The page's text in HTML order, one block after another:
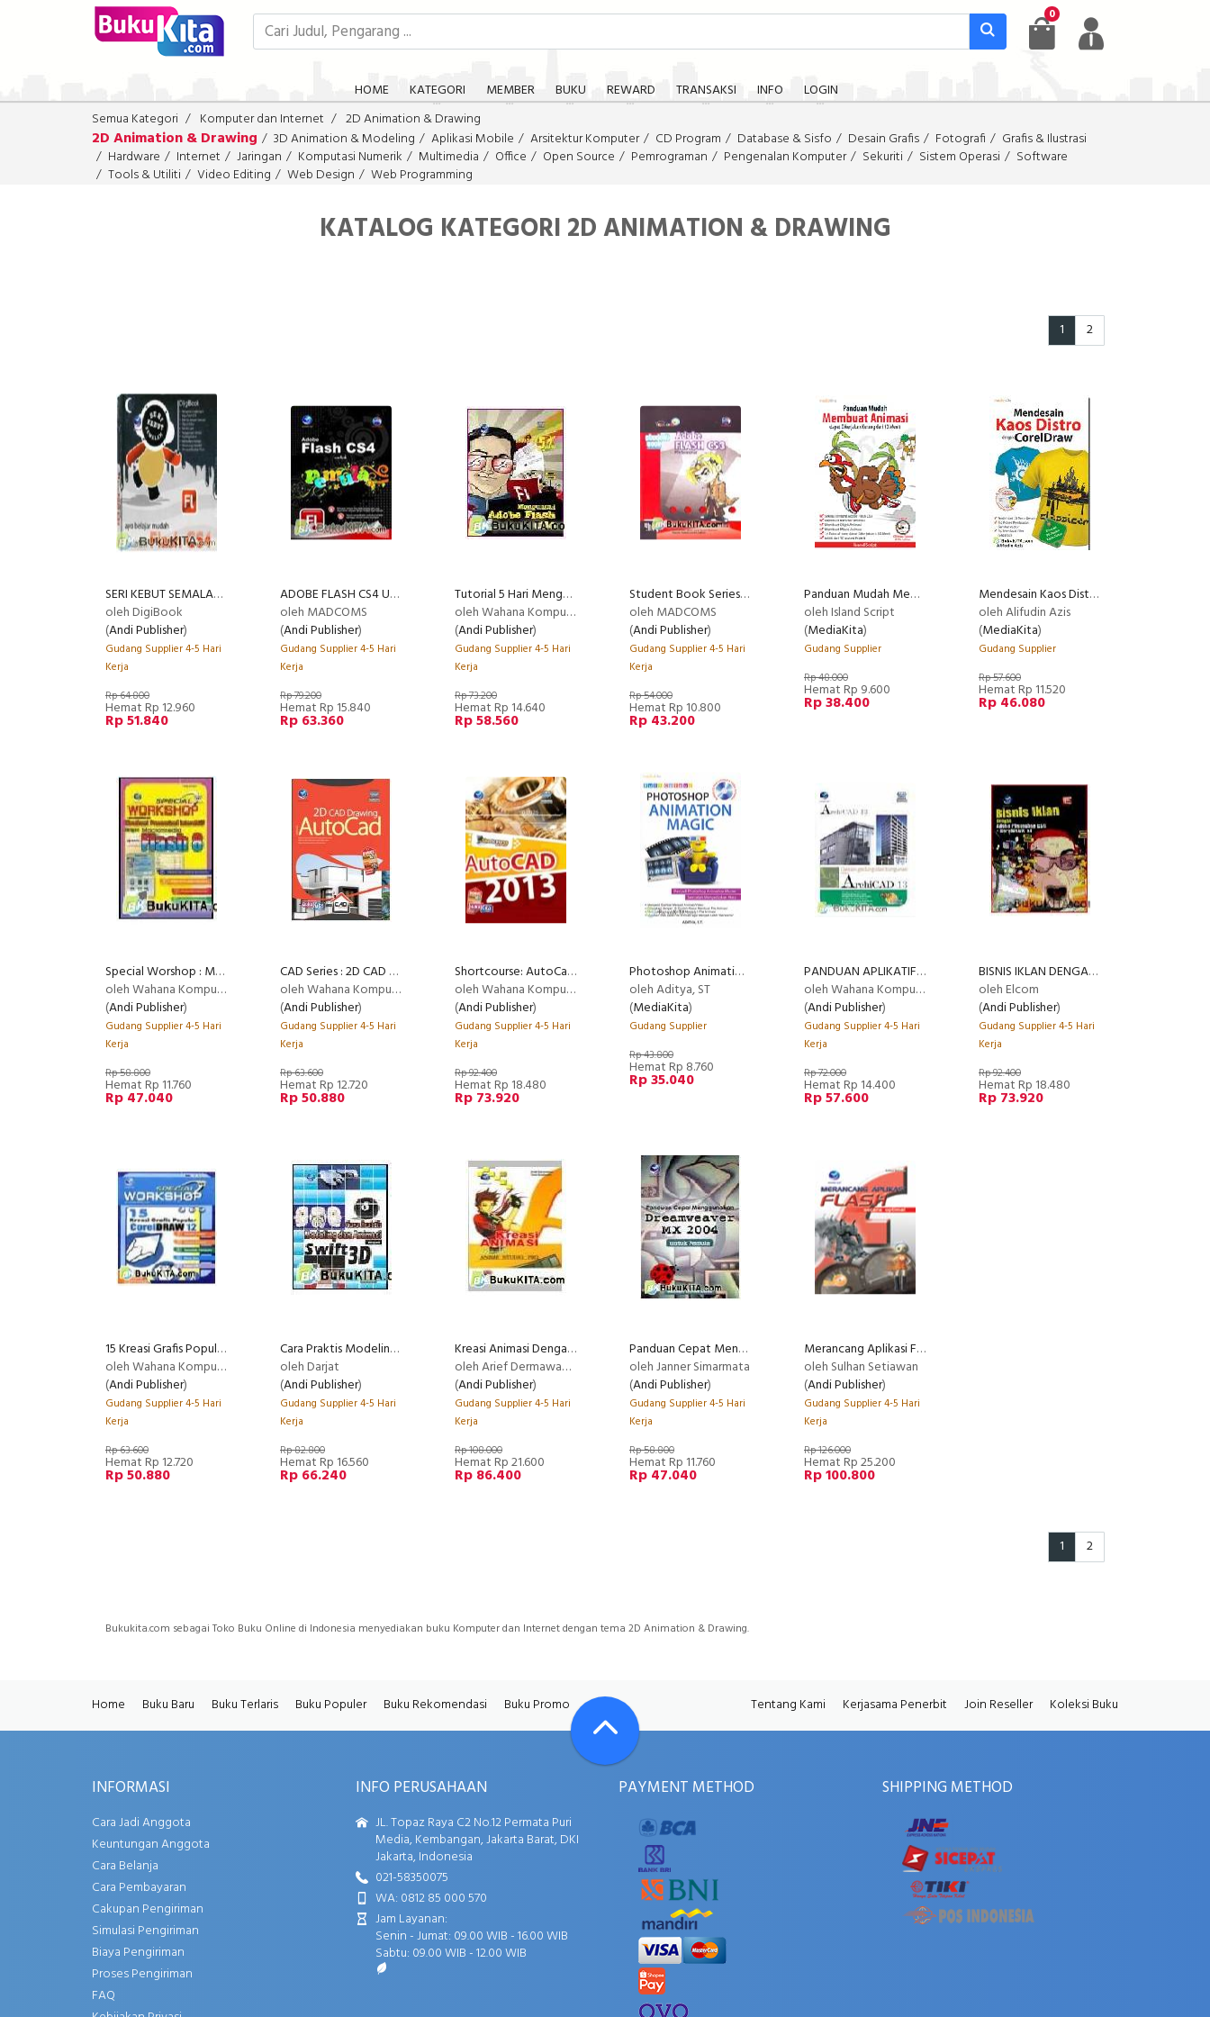
0
HOME KATEGORI MEMBER BUKU REWARD TRANSAKSI INFO
LOGIN
Semua Kategori
Komputer dan Internet 2D Animation & Drawing
2D Animation & Drawing 3D Animation & Modeling Aplikasi Mobile Arsitektur Komputer CD Program Database & Sisfo Desain Grafis Fotografi
Grafis & Ilustrasi
Hardware
Internet Jaringan Komputasi Numerik Multimedia Office Open Source Pemrograman Pengenalan Komputer Sekuriti Sistem Operasi
Software
Tools & Utiliti
Video Editing Web Design Web Programming
KATALOG KATEGORI 2D ANIMATION & DRAWING
1 2
SERI KEBUT SEMALAM - AYO BELAJAR MUDAH ANIMASI FLASH CS4
oleh DigiBook
(Andi Publisher)
Gudang Supplier 4-5 Hari
Kerja
Rp 64.800
Hemat Rp 12.960
Rp 51.840
ADOBE FLASH CS4 UNTUK PEMULA
oleh MADCOMS
(Andi Publisher)
Gudang Supplier 4-5 Hari
Kerja
Rp 79.200
Hemat Rp 15.840
Rp 63.360
Tutorial 5 Hari Menguasai Adobe Flash CS4
oleh Wahana Komputer
(Andi Publisher)
Gudang Supplier 4-5 Hari
Kerja
Rp 73.200
Hemat Rp 14.640
Rp 58.560
Student Book Series - Adobe Flash CS3 Profesional
oleh MADCOMS
(Andi Publisher)
Gudang Supplier 4-5 Hari
Kerja
Rp 54.000
Hemat Rp 10.800
Rp 43.200
Panduan Mudah Membuat Animasi
oleh Island Script
(MediaKita)
Gudang Supplier
Rp 48.000
Hemat Rp 9.600
Rp 38.400
Mendesain Kaos Distro dengan CorelDraw
oleh Alifudin Azis
(MediaKita)
Gudang Supplier
Rp 57.600
Hemat Rp 11.520
Rp 46.080
Special Worshop : Membuat Presentasi Interaktif dengan Macromedia Flash 8
oleh Wahana Komputer
(Andi Publisher)
Gudang Supplier 4-5 Hari
Kerja
Rp 58.800
Hemat Rp 11.760
Rp 47.040
CAD Series : 2D CAD Drawing dengan AutoCAD
oleh Wahana Komputer
(Andi Publisher)
Gudang Supplier 4-5 Hari
Kerja
Rp 63.600
Hemat Rp 12.720
Rp 50.880
Shortcourse: AutoCad 2013
oleh Wahana Komputer
(Andi Publisher)
Gudang Supplier 4-5 Hari
Kerja
Rp 92.400
Hemat Rp 18.480
Rp 73.920
Photoshop Animation Magic
oleh Aditya, ST
(MediaKita)
Gudang Supplier
Rp 43.800
Hemat Rp 8.760
Rp 35.040
PANDUAN APLIKATIF DAN SOLUSI - DESAIN GEDUNG DAN BANGUNAN DENGAN ARCHICAD 13
oleh Wahana Komputer
(Andi Publisher)
Gudang Supplier 4-5 Hari
Kerja
Rp 72.000
Hemat Rp 14.400
Rp 57.600
BISNIS IKLAN DENGAN ADOBE PHOTOSHOP CS4 DAN CORELDRAW X4
oleh Elcom
(Andi Publisher)
Gudang Supplier 4-5 Hari
Kerja
Rp 92.400
Hemat Rp 18.480
Rp 73.920
15 Kreasi Grafis Populer CorelDRAW 12
oleh Wahana Komputer
(Andi Publisher)
Gudang Supplier 4-5 Hari
Kerja
Rp 63.600
Hemat Rp 12.720
Rp 50.880
Cara Praktis Modeling dan Animasi dengan Swift 3D
oleh Darjat
(Andi Publisher)
Gudang Supplier 4-5 Hari
Kerja
Rp 82.800
Hemat Rp 16.560
Rp 66.240
Kreasi Animasi Dengan Anime Studio Pro
oleh Arief Dermawan Dan
(Andi Publisher)
Gudang Supplier 4-5 Hari
Kerja
Rp 108.000
Hemat Rp 21.600
Rp 86.400
Panduan Cepat Menggunakan Dreamweaver MX 2004 untuk Pemula
oleh Janner Simarmata
(Andi Publisher)
Gudang Supplier 4-5 Hari
Kerja
Rp 58.800
Hemat Rp 11.760
Rp 47.040
Merancang Aplikasi Flash Secara Optimal
oleh Sulhan Setiawan
(Andi Publisher)
Gudang Supplier 4-5 Hari
Kerja
Rp 126.000
Hemat Rp 25.200
Rp 100.800
1 2
Bukukita.com sebagai Toko Buku Online di Indonesia menyediakan buku Komputer dan Internet dengan tema 2D Animation & Drawing.
Home Buku Baru Buku Terlaris Buku Populer Buku Rekomendasi Buku Promo Tentang Kami Kerjasama Penerbit Join Reseller Koleksi Buku
INFORMASI
Cara Jadi Anggota
Keuntungan Anggota
Cara Belanja
Cara Pembayaran
Cakupan Pengiriman
Simulasi Pengiriman
Biaya Pengiriman
Proses Pengiriman
FAQ
INFO PERUSAHAAN
JL. Topaz Raya C2 No.12 Permata Puri
Media, Kembangan, Jakarta Barat, DKI
Jakarta, Indonesia
021-58350075
WA: 0812 85 000 570
Jam Layanan:
Senin - Jumat: 09.00 WIB - 16.00 WIB
Sabtu: 09.00 WIB - 12.00 WIB
PAYMENT METHOD SHIPPING METHOD